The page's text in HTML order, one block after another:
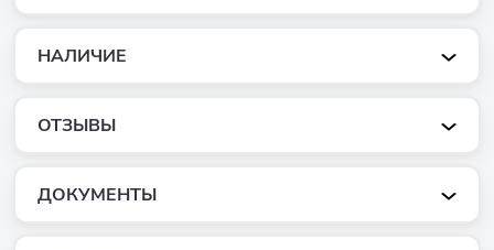
НАЛИЧИЕ
ОТЗЫВЫ
ДОКУМЕНТЫ